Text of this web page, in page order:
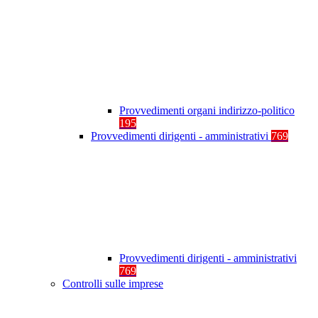
Provvedimenti organi indirizzo-politico
195
Provvedimenti dirigenti - amministrativi 769
Provvedimenti dirigenti - amministrativi
769
Controlli sulle imprese